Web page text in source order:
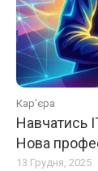
Кар'єра
Навчатись
Нова
13 Грудня, 2025